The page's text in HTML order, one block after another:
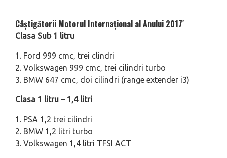
Câștigătorii Motorul Internațional al Anului 2017′
Clasa Sub 1 litru
1. Ford 999 cmc, trei clindri
2. Volkswagen 999 cmc, trei cilindri turbo
3. BMW 647 cmc, doi cilindri (range extender i3)
Clasa 1 litru – 1,4 litri
1. PSA 1,2 trei cilindri
2. BMW 1,2 litri turbo
3. Volkswagen 1,4 litri TFSI ACT